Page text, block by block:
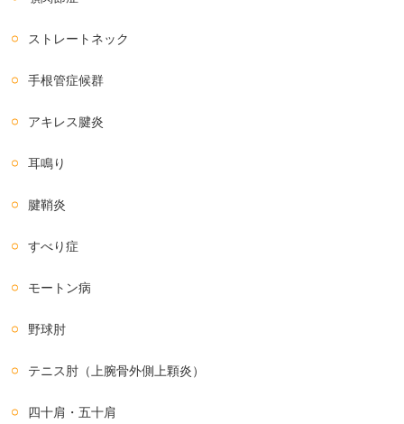
ストレートネック
手根管症候群
アキレス腱炎
耳鳴り
腱鞘炎
すべり症
モートン病
野球肘
テニス肘（上腕骨外側上顆炎）
四十肩・五十肩